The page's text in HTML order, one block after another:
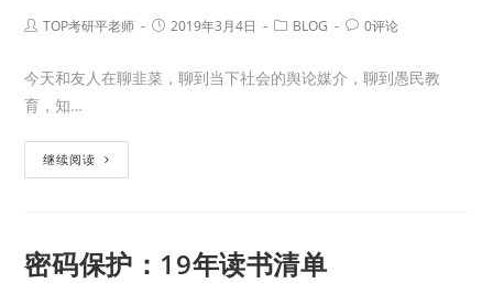
TOP考研平老师 2019年3月4日 BLOG 0评论
今天和友人在聊韭菜，聊到当下社会的舆论媒介，聊到愚民教
育，知…
继续阅读
密码保护：19年读书清单